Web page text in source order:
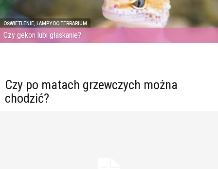
OŚWIETLENIE, LAMPY DO TERRARIUM
Czy gekon lubi głaskanie?
Czy po matach grzewczych można
chodzić?